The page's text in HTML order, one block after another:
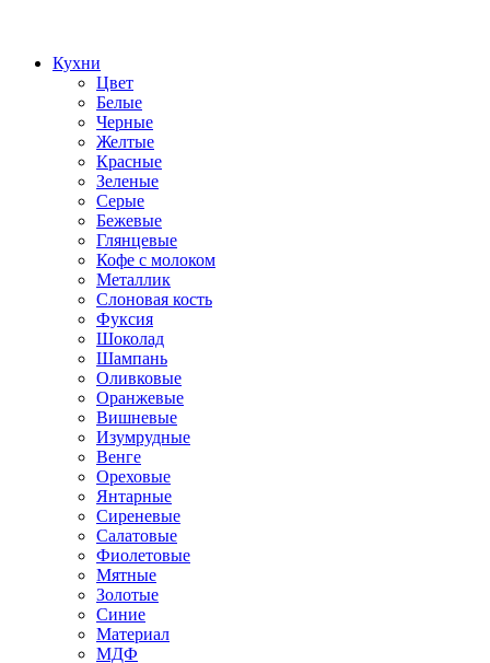
Кухни
Цвет
Белые
Черные
Желтые
Красные
Зеленые
Серые
Бежевые
Глянцевые
Кофе с молоком
Металлик
Слоновая кость
Фуксия
Шоколад
Шампань
Оливковые
Оранжевые
Вишневые
Изумрудные
Венге
Ореховые
Янтарные
Сиреневые
Салатовые
Фиолетовые
Мятные
Золотые
Синие
Материал
МДФ